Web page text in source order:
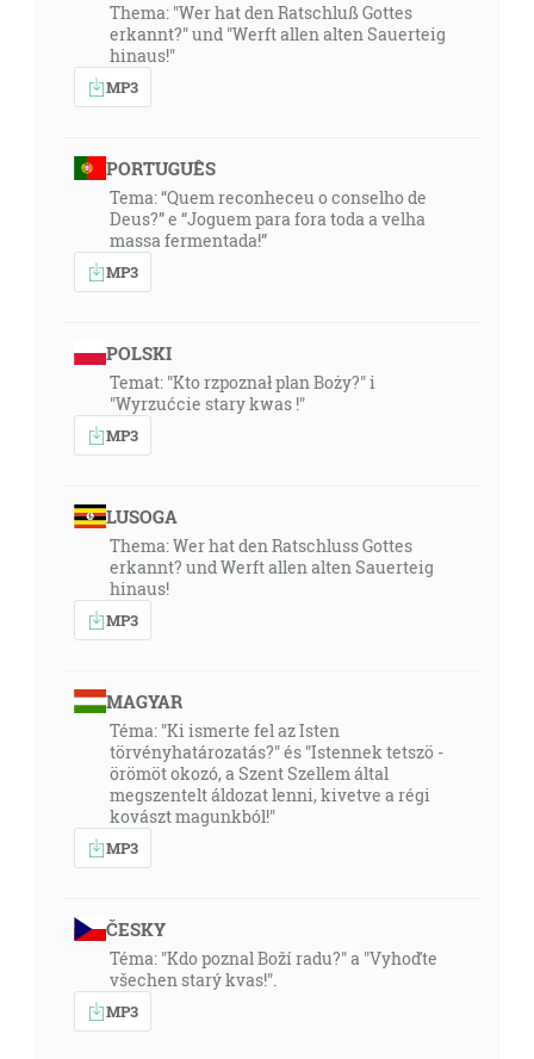
Thema: "Wer hat den Ratschluß Gottes
erkannt?" und "Werft allen alten Sauerteig
hinaus!"
MP3
PORTUGUÊS
Tema: “Quem reconheceu o conselho de
Deus?” e “Joguem para fora toda a velha
massa fermentada!”
MP3
POLSKI
Temat: "Kto rzpoznał plan Boży?" i
"Wyrzućcie stary kwas !"
MP3
LUSOGA
Thema: Wer hat den Ratschluss Gottes
erkannt? und Werft allen alten Sauerteig
hinaus!
MP3
MAGYAR
Téma: "Ki ismerte fel az Isten
törvényhatározatás?" és "Istennek tetszö -
örömöt okozó, a Szent Szellem által
megszentelt áldozat lenni, kivetve a régi
kovászt magunkból!"
MP3
ČESKY
Téma: "Kdo poznal Boží radu?" a "Vyhoďte
všechen starý kvas!".
MP3